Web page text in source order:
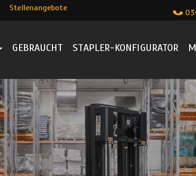
Stellenangebote
GEBRAUCHT STAPLER-KONFIGURATOR